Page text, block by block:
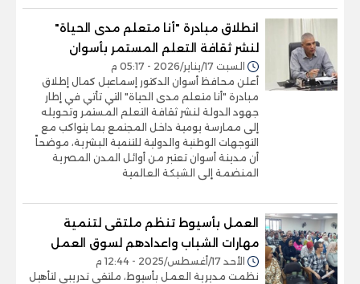
انطلاق مبادرة "أنا متعلم مدى الحياة"
لنشر ثقافة التعلم المستمر بأسوان
السبت 17/يناير/2026 - 05:17 م
أعلن محافظ أسوان الدكتور إسماعيل كمال إطلاق
مبادرة "أنا متعلم مدى الحياة" التي تأتي في إطار
جهود الدولة لنشر ثقافة التعلم المستمر وتحويله
إلى ممارسة يومية داخل المجتمع بما يتواكب مع
التوجهات الوطنية والدولية للتنمية البشرية، موضحاً
أن مدينة أسوان تعتبر من أوائل المدن المصرية
المنضمة إلى الشبكة العالمية
العمل بأسيوط تنظم ملتقى لتنمية
مهارات الشباب واعدادهم لسوق العمل
الأحد 17/أغسطس/2025 - 12:44 م
نظمت مديرية العمل بأسيوط، ملتقى تدريبي لتأهيل